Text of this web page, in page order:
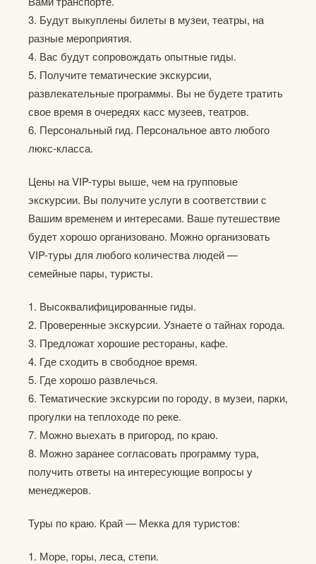
3. Будут выкуплены билеты в музеи, театры, на
разные мероприятия.
4. Вас будут сопровождать опытные гиды.
5. Получите тематические экскурсии,
развлекательные программы. Вы не будете тратить
свое время в очередях касс музеев, театров.
6. Персональный гид. Персональное авто любого
люкс-класса.
Цены на VIP-туры выше, чем на групповые
экскурсии. Вы получите услуги в соответствии с
Вашим временем и интересами. Ваше путешествие
будет хорошо организовано. Можно организовать
VIP-туры для любого количества людей —
семейные пары, туристы.
1. Высоквалифицированные гиды.
2. Проверенные экскурсии. Узнаете о тайнах города.
3. Предложат хорошие рестораны, кафе.
4. Где сходить в свободное время.
5. Где хорошо развлечься.
6. Тематические экскурсии по городу, в музеи, парки,
прогулки на теплоходе по реке.
7. Можно выехать в пригород, по краю.
8. Можно заранее согласовать программу тура,
получить ответы на интересующие вопросы у
менеджеров.
Туры по краю. Край — Мекка для туристов:
1. Море, горы, леса, степи.